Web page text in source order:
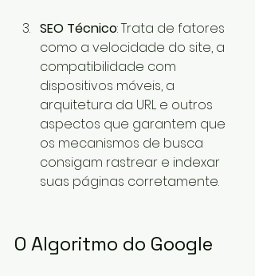
SEO Técnico: Trata de fatores
como a velocidade do site, a
compatibilidade com
dispositivos móveis, a
arquitetura da URL e outros
aspectos que garantem que
os mecanismos de busca
consigam rastrear e indexar
suas páginas corretamente.
O Algoritmo do Google